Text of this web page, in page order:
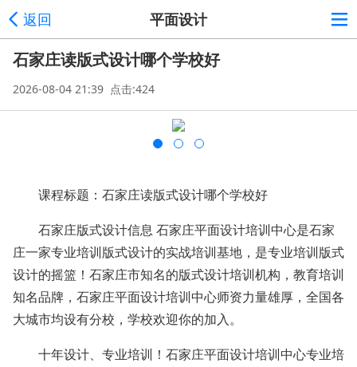
返回 平面设计
石家庄读版式设计哪个学校好
2026-08-04 21:39 点击:424
课程标题：石家庄读版式设计哪个学校好
石家庄版式设计信息 石家庄平面设计培训中心是石家
庄一家专业培训版式设计的实战培训基地，是专业培训版式
设计的摇篮！石家庄市知名的版式设计培训机构，教育培训
知名品牌，石家庄平面设计培训中心师资力量雄厚，全国各
大城市均设有分校，学校欢迎你的加入。
十年设计、专业培训！石家庄平面设计培训中心专业培